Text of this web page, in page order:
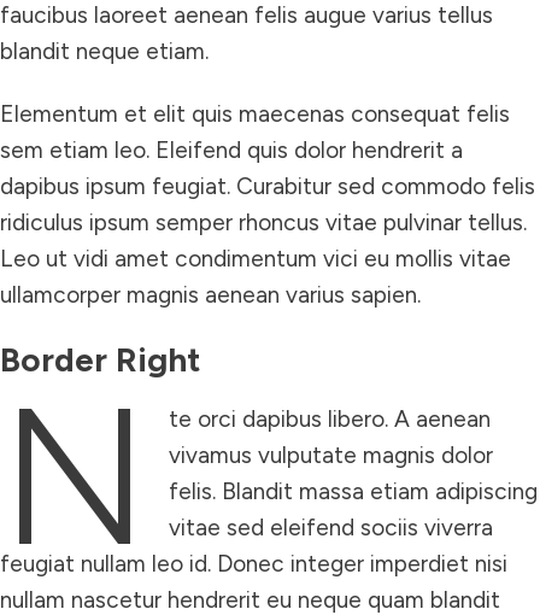
faucibus laoreet aenean felis augue varius tellus
blandit neque etiam.
Elementum et elit quis maecenas consequat felis
sem etiam leo. Eleifend quis dolor hendrerit a
dapibus ipsum feugiat. Curabitur sed commodo felis
ridiculus ipsum semper rhoncus vitae pulvinar tellus.
Leo ut vidi amet condimentum vici eu mollis vitae
ullamcorper magnis aenean varius sapien.
Border Right
N
te orci dapibus libero. A aenean
vivamus vulputate magnis dolor
felis. Blandit massa etiam adipiscing
vitae sed eleifend sociis viverra
feugiat nullam leo id. Donec integer imperdiet nisi
nullam nascetur hendrerit eu neque quam blandit